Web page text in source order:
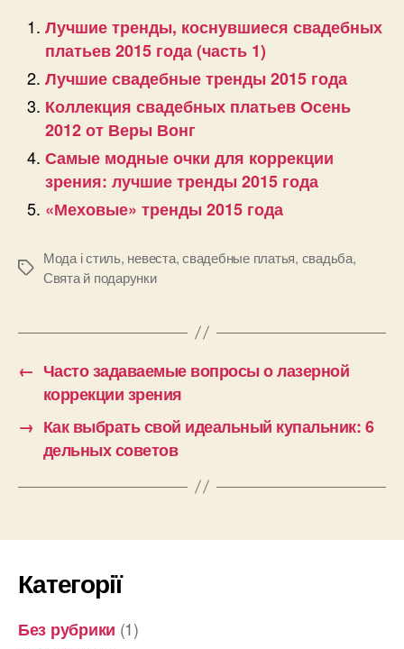
Лучшие тренды, коснувшиеся свадебных
платьев 2015 года (часть 1)
Лучшие свадебные тренды 2015 года
Коллекция свадебных платьев Осень
2012 от Веры Вонг
Самые модные очки для коррекции
зрения: лучшие тренды 2015 года
«Меховые» тренды 2015 года
Позначки
Мода і стиль, невеста,свадебные платья, свадьба,
Свята й подарунки
← Часто задаваемые вопросы о лазерной
коррекции зрения
→ Как выбрать свой идеальный купальник: 6
дельных советов
Категорії
Без рубрики (1)